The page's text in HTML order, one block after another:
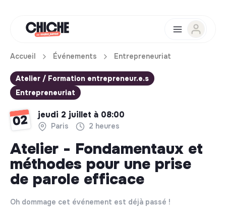
Accueil Événements Entrepreneuriat
Atelier / Formation entrepreneur.e.s
Entrepreneuriat
02 jeudi 2 juillet à 08:00
Paris 2 heures
Atelier - Fondamentaux et
méthodes pour une prise
de parole efficace
Oh dommage cet événement est déjà passé !